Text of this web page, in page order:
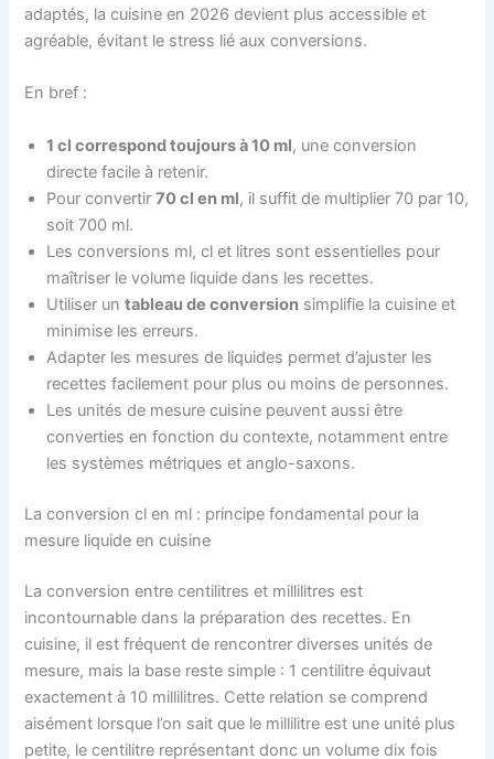
adaptés, la cuisine en 2026 devient plus accessible et
agréable, évitant le stress lié aux conversions.
En bref :
1 cl correspond toujours à 10 ml, une conversion
directe facile à retenir.
Pour convertir70 cl en ml, il suffit de multiplier 70 par 10,
soit 700 ml.
Les conversions ml, cl et litres sont essentielles pour
maîtriser le volume liquide dans les recettes.
Utiliser untableau de conversion simplifie la cuisine et
minimise les erreurs.
Adapter les mesures de liquides permet d’ajuster les
recettes facilement pour plus ou moins de personnes.
Les unités de mesure cuisine peuvent aussi être
converties en fonction du contexte, notamment entre
les systèmes métriques et anglo-saxons.
La conversion cl en ml : principe fondamental pour la
mesure liquide en cuisine
La conversion entre centilitres et millilitres est
incontournable dans la préparation des recettes. En
cuisine, il est fréquent de rencontrer diverses unités de
mesure, mais la base reste simple : 1 centilitre équivaut
exactement à 10 millilitres. Cette relation se comprend
aisément lorsque l’on sait que le millilitre est une unité plus
petite, le centilitre représentant donc un volume dix fois